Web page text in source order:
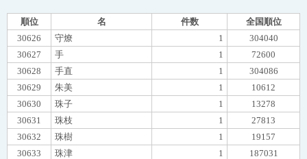
順位 名 件数
全国順位
30626
守燎 1
304040
30627
手 1
72600
30628
手直 1
304086
30629
朱美 1
10612
30630
珠子 1
13278
30631
珠枝 1
27813
30632
珠樹 1
19157
30633
珠津 1
187031